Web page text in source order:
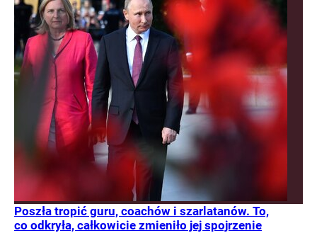
Poszła tropić guru, coachów i szarlatanów. To,
co odkryła, całkowicie zmieniło jej spojrzenie